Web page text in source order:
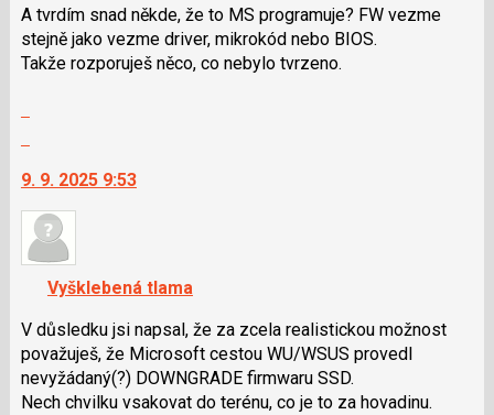
použít
i
klávesy
P
pro
předchozí
nový
názor
A tvrdím snad někde, že to MS programuje? FW vezme
stejně jako vezme driver, mikrokód nebo BIOS.
Takže rozporuješ něco, co nebylo tvrzeno.
další
nový
názor.
navigaci
lze
použít
i
klávesy
N
9. 9. 2025 9:53
Vyšklebená tlama
V důsledku jsi napsal, že za zcela realistickou možnost
považuješ, že Microsoft cestou WU/WSUS provedl
nevyžádaný(?) DOWNGRADE firmwaru SSD.
Nech chvilku vsakovat do terénu, co je to za hovadinu.